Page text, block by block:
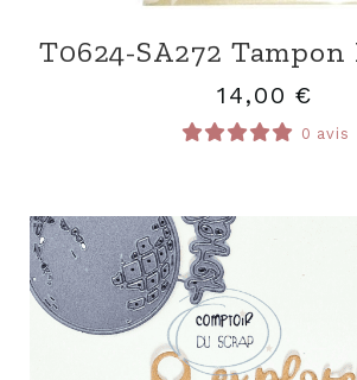
T0624-SA272
14,00 €
0 avis